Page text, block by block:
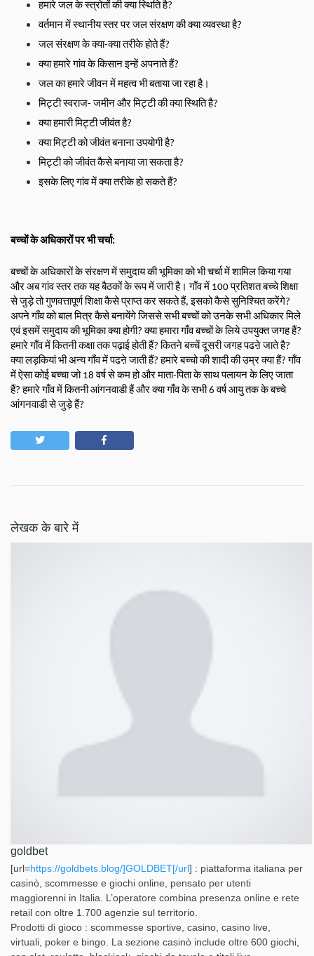
हमारे जल के स्त्रोतों की क्या स्थिति है?
वर्तमान में स्थानीय स्तर पर जल संरक्षण की क्या व्यवस्था है?
जल संरक्षण के क्या-क्या तरीके होते हैं?
क्या हमारे गांव के किसान इन्हें अपनाते हैं?
जल का हमारे जीवन में महत्व भी बताया जा रहा है।
मिट्टी स्वराज- जमीन और मिट्टी की क्या स्थिति है?
क्या हमारी मिट्टी जीवंत है?
क्या मिट्टी को जीवंत बनाना उपयोगी है?
मिट्टी को जीवंत कैसे बनाया जा सकता है?
इसके लिए गांव में क्या तरीके हो सकते हैं?
बच्चों के अधिकारों पर भी चर्चा:
बच्चों के अधिकारों के संरक्षण में समुदाय की भूमिका को भी चर्चा में शामिल किया गया
और अब गांव स्तर तक यह बैठकों के रूप में जारी है। गाँव में 100 प्रतिशत बच्चे शिक्षा
से जुड़े तो गुणवत्तापूर्ण शिक्षा कैसे प्राप्त कर सकते हैं, इसको कैसे सुनिश्चित करेंगे?
अपने गाँव को बाल मित्र कैसे बनायेंगे जिससे सभी बच्चों को उनके सभी अधिकार मिले
एवं इसमें समुदाय की भूमिका क्या होगी? क्या हमारा गाँव बच्चों के लिये उपयुक्त जगह हैं?
हमारे गाँव में कितनी कक्षा तक पढ़ाई होती हैं? कितने बच्चें दूसरी जगह पढऩे जाते है?
क्या लड़कियां भी अन्य गाँव में पढऩे जाती हैं? हमारे बच्चो की शादी की उम्र क्या हैं? गाँव
में ऐसा कोई बच्चा जो 18 वर्ष से कम हो और माता-पिता के साथ पलायन के लिए जाता
हैं? हमारे गाँव में कितनी आंगनवाडी हैं और क्या गाँव के सभी 6 वर्ष आयु तक के बच्चे
आंगनवाडी से जुड़े हैं?
लेखक के बारे में
goldbet
[url=https://goldbets.blog/]GOLDBET[/url] : piattaforma italiana per
casinò, scommesse e giochi online, pensato per utenti
maggiorenni in Italia. L’operatore combina presenza online e rete
retail con oltre 1.700 agenzie sul territorio.
Prodotti di gioco : scommesse sportive, casino, casino live,
virtuali, poker e bingo. La sezione casinò include oltre 600 giochi,